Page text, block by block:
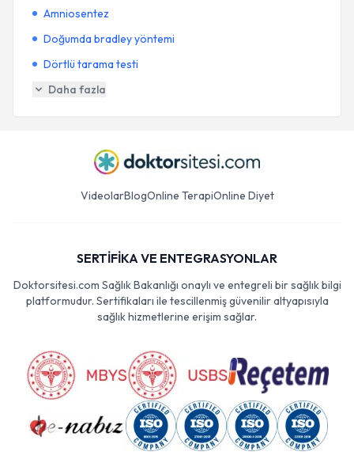
Amniosentez
Doğumda bradley yöntemi
Dörtlü tarama testi
Daha fazla
VideolarBlogOnline TerapiOnline Diyet
SERTİFİKA VE ENTEGRASYONLAR
Doktorsitesi.com Sağlık Bakanlığı onaylı ve entegreli bir sağlık bilgi
platformudur. Sertifikaları ile tescillenmiş güvenilir altyapısıyla
sağlık hizmetlerine erişim sağlar.